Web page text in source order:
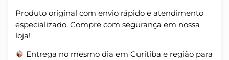
Produto original com envio rápido e atendimento
especializado. Compre com segurança em nossa
loja!
Entrega no mesmo dia em Curitiba e região para